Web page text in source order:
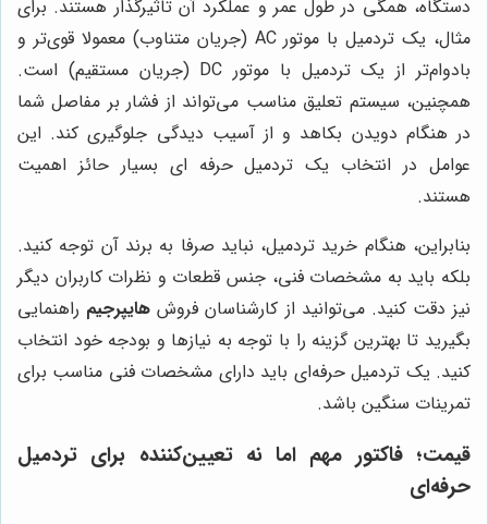
دستگاه، همگی در طول عمر و عملکرد آن تاثیرگذار هستند. برای
مثال، یک تردمیل با موتور AC (جریان متناوب) معمولا قوی‌تر و
بادوام‌تر از یک تردمیل با موتور DC (جریان مستقیم) است.
همچنین، سیستم تعلیق مناسب می‌تواند از فشار بر مفاصل شما
در هنگام دویدن بکاهد و از آسیب دیدگی جلوگیری کند. این
عوامل در انتخاب یک تردمیل حرفه ای بسیار حائز اهمیت
هستند.
بنابراین، هنگام خرید تردمیل، نباید صرفا به برند آن توجه کنید.
بلکه باید به مشخصات فنی، جنس قطعات و نظرات کاربران دیگر
نیز دقت کنید. می‌توانید از کارشناسان فروش هایپرجیم راهنمایی
بگیرید تا بهترین گزینه را با توجه به نیازها و بودجه خود انتخاب
کنید. یک تردمیل حرفه‌ای باید دارای مشخصات فنی مناسب برای
تمرینات سنگین باشد.
قیمت؛ فاکتور مهم اما نه تعیین‌کننده برای تردمیل
حرفه‌ای